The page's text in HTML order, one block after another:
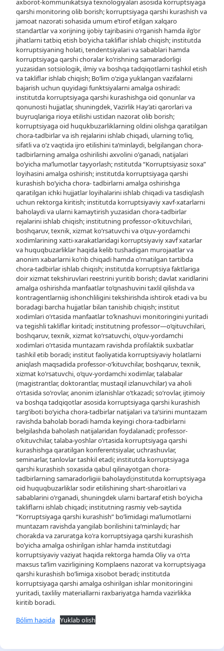
axborot-kommunikatsiya texnologiyalari asosida korruptsiyaga
qarshi monitoring olib borish; korruptsiyaga qarshi kurashish va
jamoat nazorati sohasida umum e’tirof etilgan xalqaro
standartlar va xorijning ijobiy tajribasini o’rganish hamda ilg’or
jihatlarni tatbiq etish bo’yicha takliflar ishlab chiqish; institutda
korruptsiyaning holati, tendentsiyalari va sabablari hamda
korruptsiyaga qarshi choralar ko’rishning samaradorligi
yuzasidan sotsiologik, ilmiy va boshqa tadqiqotlarni tashkil etish
va takliflar ishlab chiqish; Bo’lim o’ziga yuklangan vazifalarni
bajarish uchun quyidagi funktsiyalarni amalga oshiradi:
institutda korruptsiyaga qarshi kurashishga oid qonunlar va
qonunosti hujjatlar, shuningdek, Vazirlik Hay’ati qarorlari va
buyruqlariga rioya etilishi ustidan nazorat olib borish;
korruptsiyaga oid huqukbuzarliklarning oldini olishga qaratilgan
chora-tadbirlar va ish rejalarini ishlab chiqadi, ularning to’liq,
sifatli va o’z vaqtida ijro etilishini ta’minlaydi, belgilangan chora-
tadbirlarning amalga oshirilishi axvolini o’ganadi, natijalari
bo’yicha ma’lumotlar tayyorlash; nstitutda “Korruptsiyasiz soxa”
loyihasini amalga oshirish; institutda korruptsiyaga qarshi
kurashish bo’yicha chora- tadbirlarni amalga oshirishga
qaratilgan ichki hujjatlar loyihalarini ishlab chiqadi va tasdiqlash
uchun rektorga kiritish; institutda korruptsiyaviy xavf-xatarlarni
baholaydi va ularni kamaytirish yuzasidan chora-tadbirlar
rejalarini ishlab chiqish; institutning professor-o’kituvchilari,
boshqaruv, texnik, xizmat ko’rsatuvchi va o’quv-yordamchi
xodimlarining xatti-xarakatlaridagi korruptsiyaviy xavf xatarlar
va huquqbuzarliklar haqida kelib tushadigan murojaatlar va
anonim xabarlarni ko’rib chiqadi hamda o’rnatilgan tartibda
chora-tadbirlar ishlab chiqish; institutda korruptsiya faktlariga
doir xizmat tekshiruvlari reestrini yuritib borish; davlat xaridlarini
amalga oshirishda manfaatlar to’qnashuvini taxlil qilishda va
kontragentlarniig ishonchliligini tekshirishda ishtirok etadi va bu
boradagi barcha hujjatlar bilan tanishib chiqish; institut
xodimlari o’rtasida manfaatlar to’knashuvi monitoringini yuritadi
va tegishli takliflar kiritadi; institutning professor—o’qituvchilari,
boshqaruv, texnik, xizmat ko’rsatuvchi, o’quv-yordamchi
xodimlari o’rtasida muntazam ravishda profilaktik suxbatlar
tashkil etib boradi; institut faoliyatida korruptsiyaviy holatlarni
aniqlash maqsadida professor-o’kituvchilar, boshqaruv, texnik,
xizmat ko’rsatuvchi, o’quv-yordamchi xodimlar, talabalar
(magistrantlar, doktorantlar, mustaqil izlanuvchilar) va aholi
o’rtasida so’rovlar, anonim izlanishlar o’tkazadi; so’rovlar, ijtimoiy
va boshqa tadqiqotlar asosida korruptsiyaga qarshi kurashish
targ’iboti bo’yicha chora-tadbirlar natijalari va ta’sirini muntazam
ravishda baholab boradi hamda keyingi chora-tadbirlarni
belgilashda baholash natijalaridan foydalanadi; professor-
o’kituvchilar, talaba-yoshlar o’rtasida korruptsiyaga qarshi
kurashishga qaratilgan konferentsiyalar, uchrashuvlar,
seminarlar, tanlovlar tashkil etadi; institutda korruptsiyaga
qarshi kurashish soxasida qabul qilinayotgan chora-
tadbirlarning samaradorligiii baholaydi;institutda korruptsiyaga
oid huquqbuzarliklar sodir etilishining shart-sharoitlari va
sabablarini o’rganadi, shuningdek ularni bartaraf etish bo’yicha
takliflarni ishlab chiqadi; institutning rasmiy veb-saytida
“Korruptsiyaga qarshi kurashish” bo’limidagi ma’lumotlarni
muntazam ravishda yangilab borilishini ta’minlaydi; har
chorakda va zaruratga ko’ra korruptsiyaga qarshi kurashish
bo’yicha amalga oshirilgan ishlar hamda institutdagi
korruptsiyaviy vaziyat haqida rektorga hamda Oliy va o’rta
maxsus ta’lim vazirligining Komplaens nazorat va korruptsiyaga
qarshi kurashish bo’limiga xisobot beradi; institutda
korruptsiyaga qarshi amalga oshirilgan ishlar monitoringini
yuritadi, taxliliy materiallarni raxbariyatga hamda vazirlikka
kiritib boradi.
Bólim haqida Yuklab olish